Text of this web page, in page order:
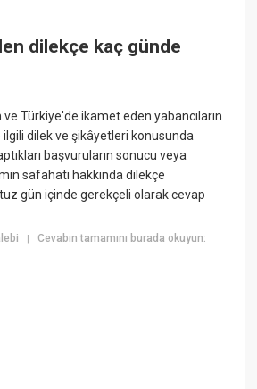
dilekçe kaç günde
ve Türkiye'de ikamet eden yabancıların
dilek ve şikâyetleri konusunda
başvuruların sonucu veya
safahatı hakkında dilekçe
gün içinde gerekçeli olarak cevap
|Cevabın tamamını burada okuyun: